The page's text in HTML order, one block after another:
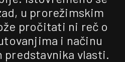
u prorežimskim
pročitati ni reč o
i načinu
vlasti.